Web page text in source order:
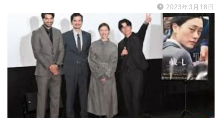
2023年3月18日